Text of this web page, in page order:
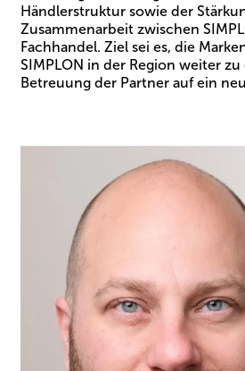
Händlerstruktur sowie der
Zusammenarbeit zwischen
Fachhandel. Ziel sei es, die
SIMPLON in der Region weiter
Betreuung der Partner auf ein